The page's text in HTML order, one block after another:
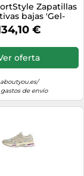
Zapatillas
bajas 'Gel-
16' plata / blanco
plata / blanco
€
oferta
aboutyou.es/
de envío